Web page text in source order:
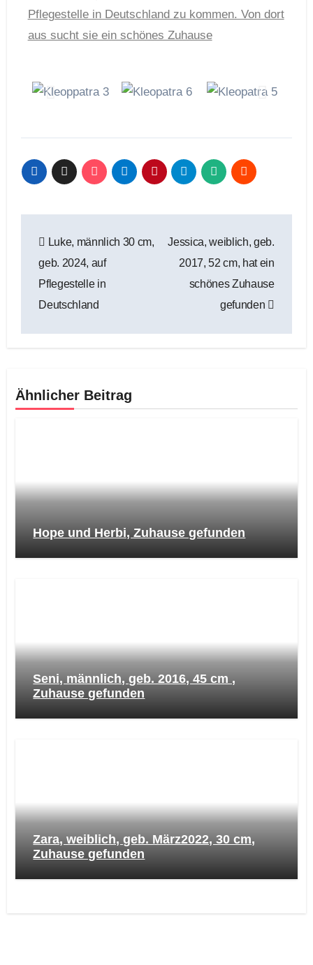
Pflegestelle in Deutschland zu kommen. Von dort
aus sucht sie ein schönes Zuhause
Luke, männlich 30 cm,
geb. 2024, auf
Pflegestelle in
Deutschland
Jessica, weiblich, geb.
2017, 52 cm, hat ein
schönes Zuhause
gefunden
Ähnlicher Beitrag
Hope und Herbi, Zuhause gefunden
Seni, männlich, geb. 2016, 45 cm ,
Zuhause gefunden
Zara, weiblich, geb. März2022, 30 cm,
Zuhause gefunden